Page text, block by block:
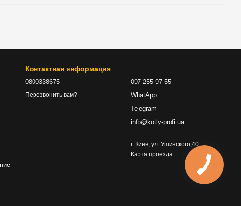
Контактная информация
0800338675
Перезвонить вам?
097 255-97-55
WhatApp
Telegram
info@kotly-profi.ua
г. Киев, ул. Ушинского,40
Карта проезда